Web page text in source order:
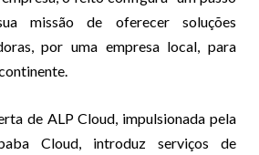
missão de oferecer soluções
por uma empresa local, para
de ALP Cloud, impulsionada pela
Cloud, introduz serviços de